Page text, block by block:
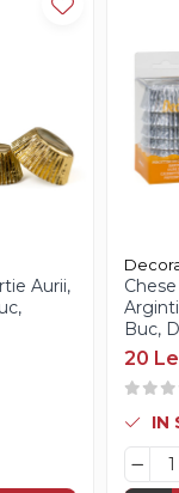
Aurii,
Buc,
20
IN